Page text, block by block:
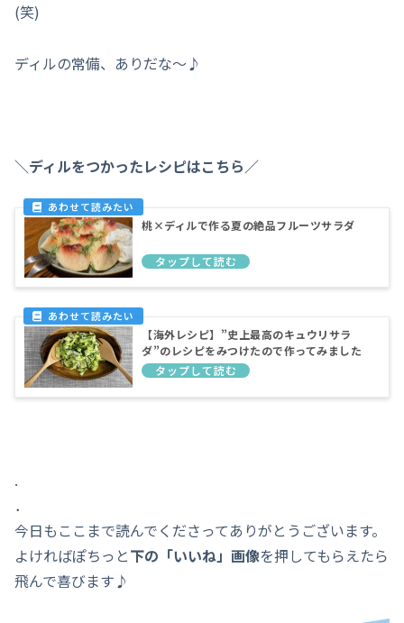
(笑)
ディルの常備、ありだな～♪
＼ディルをつかったレシピはこちら／
桃×ディルで作る夏の絶品フルーツサラダ
【海外レシピ】”史上最高のキュウリサラ
ダ”のレシピをみつけたので作ってみました
.
．
今日もここまで読んでくださってありがとうございます。
よければぽちっと下の「いいね」画像を押してもらえたら
飛んで喜びます♪